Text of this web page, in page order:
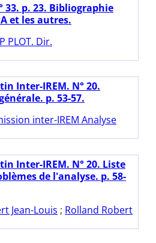
33. p. 23. Bibliographie
et les autres.
PLOT. Dir.
Inter-IREM. N° 20.
p. 53-57.
inter-IREM Analyse
Inter-IREM. N° 20. Liste
de l'analyse. p. 58-
Jean-Louis ; Rolland Robert